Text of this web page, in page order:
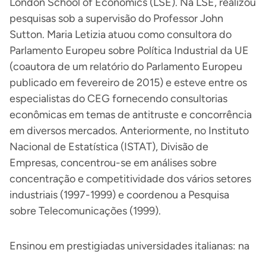
pesquisas sob a supervisão do Professor John
Sutton. Maria Letizia atuou como consultora do
Parlamento Europeu sobre Política Industrial da UE
(coautora de um relatório do Parlamento Europeu
publicado em fevereiro de 2015) e esteve entre os
especialistas do CEG fornecendo consultorias
econômicas em temas de antitruste e concorrência
em diversos mercados. Anteriormente, no Instituto
Nacional de Estatística (ISTAT), Divisão de
Empresas, concentrou-se em análises sobre
concentração e competitividade dos vários setores
industriais (1997-1999) e coordenou a Pesquisa
sobre Telecomunicações (1999).
Ensinou em prestigiadas universidades italianas: na